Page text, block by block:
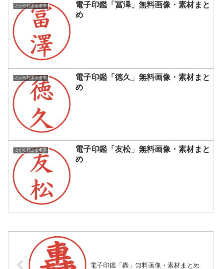
とから始まる名字
電子印鑑「冨澤」無料画像・素材まと
め
とから始まる名字
電子印鑑「徳久」無料画像・素材まと
め
とから始まる名字
電子印鑑「友松」無料画像・素材まと
め
電子印鑑「轟」無料画像・素材まとめ